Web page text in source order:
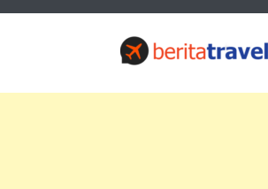
Travelbiz